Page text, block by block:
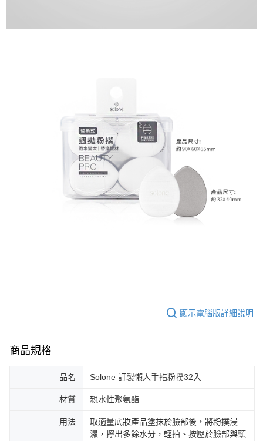
顯示電腦版詳細說明
商品規格
品名 Solone 訂製懶人手指粉撲32入
材質 親水性聚氨酯
用法
取適量底妝產品塗抹於臉部後，將粉撲浸
濕，擰出多餘水分，輕拍、按壓於臉部與頸